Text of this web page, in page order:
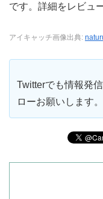
です。詳細をレビュ
アイキャッチ画像出典:
Twitterでも情報発
ローお願いします。